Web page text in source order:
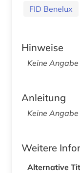
FID Benelux
Hinweise
Keine Angabe
Anleitung
Keine Angabe
Weitere
Alternative